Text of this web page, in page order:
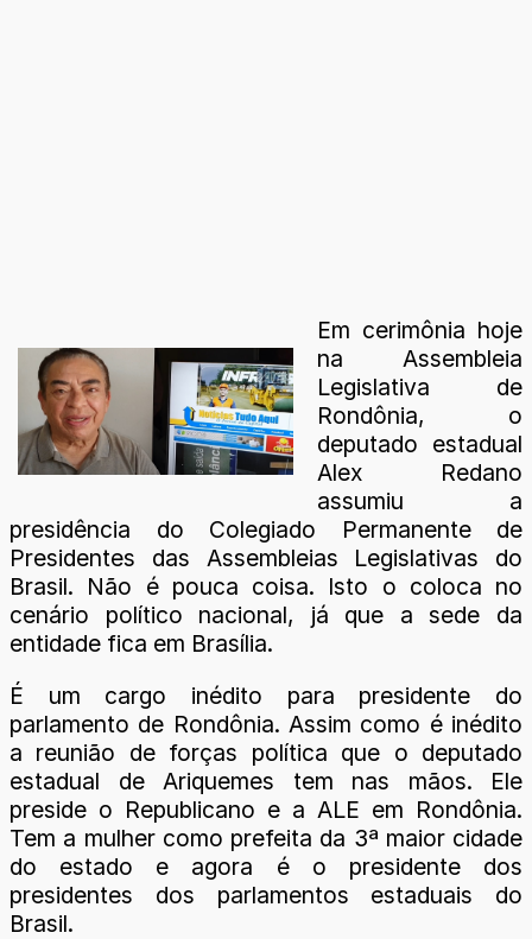
Em cerimônia hoje
na Assembleia
Legislativa de
Rondônia, o
deputado estadual
Alex Redano
assumiu a
presidência do Colegiado Permanente de
Presidentes das Assembleias Legislativas do
Brasil. Não é pouca coisa. Isto o coloca no
cenário político nacional, já que a sede da
entidade fica em Brasília.
É um cargo inédito para presidente do
parlamento de Rondônia. Assim como é inédito
a reunião de forças política que o deputado
estadual de Ariquemes tem nas mãos. Ele
preside o Republicano e a ALE em Rondônia.
Tem a mulher como prefeita da 3ª maior cidade
do estado e agora é o presidente dos
presidentes dos parlamentos estaduais do
Brasil.